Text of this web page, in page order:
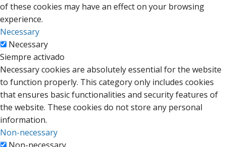
of these cookies may have an effect on your browsing
experience.
Necessary
Necessary
Siempre activado
Necessary cookies are absolutely essential for the website
to function properly. This category only includes cookies
that ensures basic functionalities and security features of
the website. These cookies do not store any personal
information.
Non-necessary